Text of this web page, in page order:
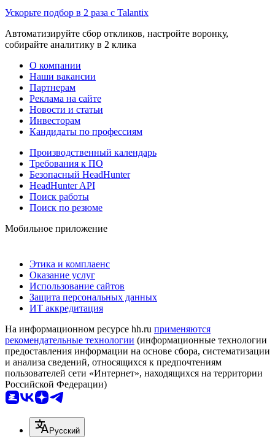
Ускорьте подбор в 2 раза с Talantix
Автоматизируйте сбор откликов, настройте воронку,
собирайте аналитику в 2 клика
О компании
Наши вакансии
Партнерам
Реклама на сайте
Новости и статьи
Инвесторам
Кандидаты по профессиям
Производственный календарь
Требования к ПО
Безопасный HeadHunter
HeadHunter API
Поиск работы
Поиск по резюме
Мобильное приложение
Этика и комплаенс
Оказание услуг
Использование сайтов
Защита персональных данных
ИТ аккредитация
На информационном ресурсе hh.ru применяются
рекомендательные технологии (информационные технологии
предоставления информации на основе сбора, систематизации
и анализа сведений, относящихся к предпочтениям
пользователей сети «Интернет», находящихся на территории
Российской Федерации)
Русский